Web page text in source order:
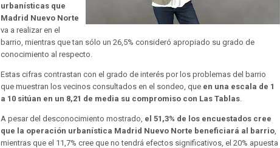
urbanísticas que
Madrid Nuevo Norte
va a realizar en el
barrio, mientras que tan sólo un 26,5% consideró apropiado su grado de
conocimiento al respecto.
Estas cifras contrastan con el grado de interés por los problemas del barrio
que muestran los vecinos consultados en el sondeo, que en una escala de 1
a 10 sitúan en un 8,21 de media su compromiso con Las Tablas.
A pesar del desconocimiento mostrado, el 51,3% de los encuestados cree
que la operación urbanística Madrid Nuevo Norte beneficiará al barrio,
mientras que el 11,7% cree que no tendrá efectos significativos, el 20% apuesta